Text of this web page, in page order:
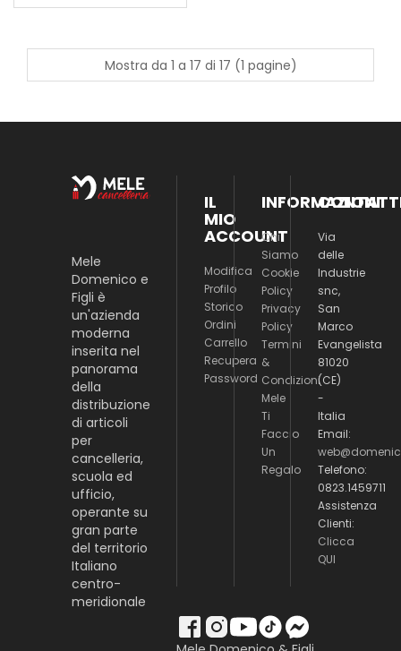
Mostra da 1 a 17 di 17 (1 pagine)
Mele
Domenico e
Figli è
un'azienda
moderna
inserita nel
panorama
della
distribuzione
di articoli
per
cancelleria,
scuola ed
ufficio,
operante su
gran parte
del territorio
Italiano
centro-
meridionale
IL
MIO
ACCOUNT
Modifica
Profilo
Storico
Ordini
Carrello
Recupera
Password
INFORMAZIONI
Chi
Siamo
Cookie
Policy
Privacy
Policy
Termini
&
Condizioni
Mele
Ti
Faccio
Un
Regalo
Via
delle
Industrie
snc,
San
Marco
Evangelista
81020
(CE)
-
Italia
Email:
Telefono:
0823.1459711
Assistenza
Clienti:
Clicca
QUI